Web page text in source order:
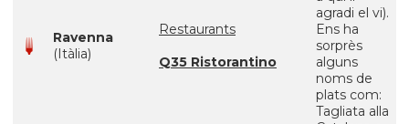
Ravenna
(Itàlia)
Restaurants
Q35 Ristorantino
agradi el vi).
Ens ha
sorprès
alguns
noms de
plats com:
Tagliata alla